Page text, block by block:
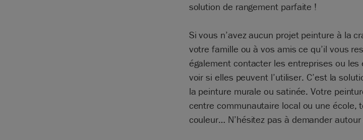
solution de rangement parfaite !
Si vous n’avez aucun projet peinture à la
votre famille ou à vos amis ce qu’il vous
également contacter les entreprises ou
voir si elles peuvent l’utiliser. C’est la
la peinture murale ou satinée. Votre
centre communautaire local ou une école,
couleur… N’hésitez pas à demander